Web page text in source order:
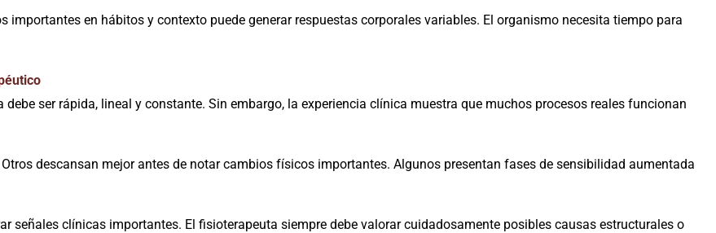
importantes en hábitos y contexto puede generar respuestas corporales variables. El organismo necesita tiempo para
ser rápida, lineal y constante. Sin embargo, la experiencia clínica muestra que muchos procesos reales funcionan
descansan mejor antes de notar cambios físicos importantes. Algunos presentan fases de sensibilidad aumentada
señales clínicas importantes. El fisioterapeuta siempre debe valorar cuidadosamente posibles causas estructurales o